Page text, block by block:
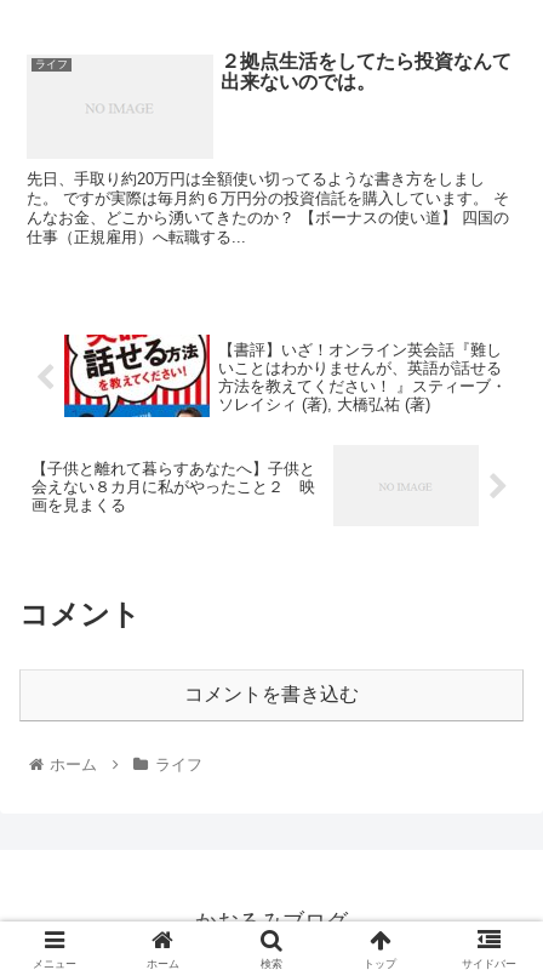
ライフ
２拠点生活をしてたら投資なんて
出来ないのでは。
先日、手取り約20万円は全額使い切ってるような書き方をしまし
た。 ですが実際は毎月約６万円分の投資信託を購入しています。 そ
んなお金、どこから湧いてきたのか？ 【ボーナスの使い道】 四国の
仕事（正規雇用）へ転職する...
【書評】いざ！オンライン英会話『難し
いことはわかりませんが、英語が話せる
方法を教えてください！ 』スティーブ・
ソレイシィ (著), 大橋弘祐 (著)
【子供と離れて暮らすあなたへ】子供と
会えない８カ月に私がやったこと２ 映
画を見まくる
コメント
コメントを書き込む
ホーム ライフ
かおるみブログ
© 2020 かおるみブログ.
メニュー ホーム 検索 トップ サイドバー